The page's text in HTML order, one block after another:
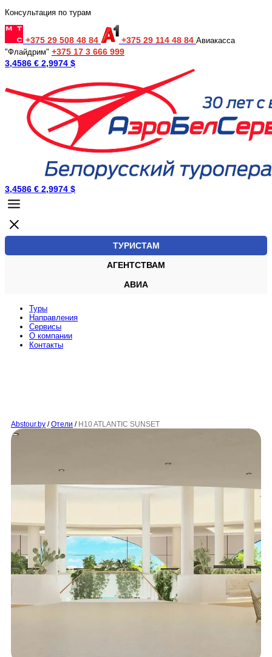
Консультация по турам
+375 29 508 48 84 +375 29 114 48 84 Авиакасса
"Флайдрим" +375 17 3 666 999
3,4586 € 2,9974 $
3,4586 € 2,9974 $
ТУРИСТАМ
АГЕНТСТВАМ
АВИА
Туры
Направления
Сервисы
O компании
Контакты
Abstour.by / Отели / H10 ATLANTIC SUNSET